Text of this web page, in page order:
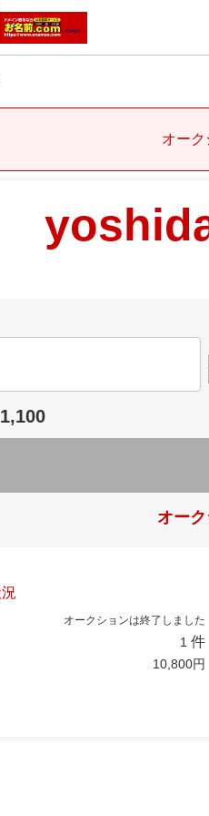
オーク
オー
オークションは終了しました
1 件
10,800円